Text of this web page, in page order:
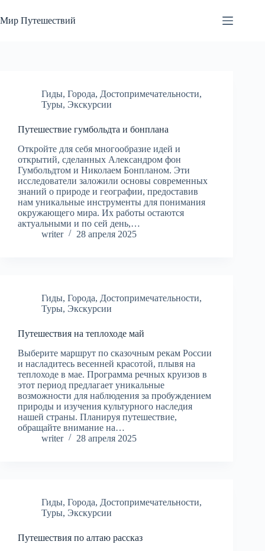
к
сути
Мир Путешествий
Гиды, Города, Достопримечательности,
Туры, Экскурсии
Путешествие гумбольдта и бонплана
Откройте для себя многообразие идей и
открытий, сделанных Александром фон
Гумбольдтом и Николаем Бонпланом. Эти
исследователи заложили основы современных
знаний о природе и географии, предоставив
нам уникальные инструменты для понимания
окружающего мира. Их работы остаются
актуальными и по сей день,…
writer
28 апреля 2025
Гиды, Города, Достопримечательности,
Туры, Экскурсии
Путешествия на теплоходе май
Выберите маршрут по сказочным рекам России
и насладитесь весенней красотой, плывя на
теплоходе в мае. Программа речных круизов в
этот период предлагает уникальные
возможности для наблюдения за пробуждением
природы и изучения культурного наследия
нашей страны. Планируя путешествие,
обращайте внимание на…
writer
28 апреля 2025
Гиды, Города, Достопримечательности,
Туры, Экскурсии
Путешествия по алтаю рассказ